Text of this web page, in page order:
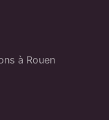
à Rouen